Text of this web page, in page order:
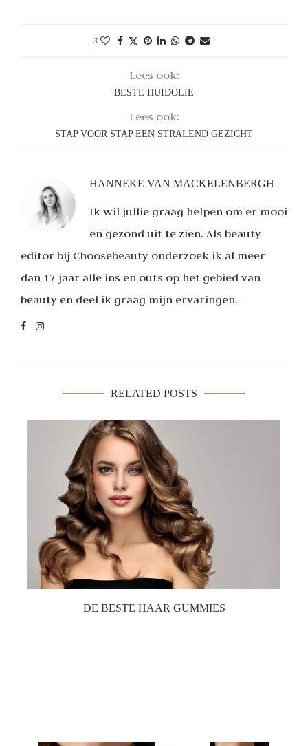
3
Lees ook:
BESTE HUIDOLIE
Lees ook:
STAP VOOR STAP EEN STRALEND GEZICHT
HANNEKE VAN MACKELENBERGH
Ik wil jullie graag helpen om er mooi
en gezond uit te zien. Als beauty
editor bij Choosebeauty onderzoek ik al meer
dan 17 jaar alle ins en outs op het gebied van
beauty en deel ik graag mijn ervaringen.
RELATED POSTS
DE BESTE HAAR GUMMIES